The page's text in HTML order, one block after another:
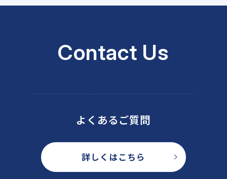
Contact Us
よくあるご質問
詳しくはこちら